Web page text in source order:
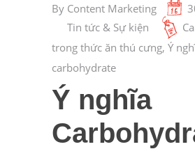
By Content Marketing
Tin tức & Sự kiện
trong thức ăn thú cưng, Ý
carbohydrate
Ý nghĩa